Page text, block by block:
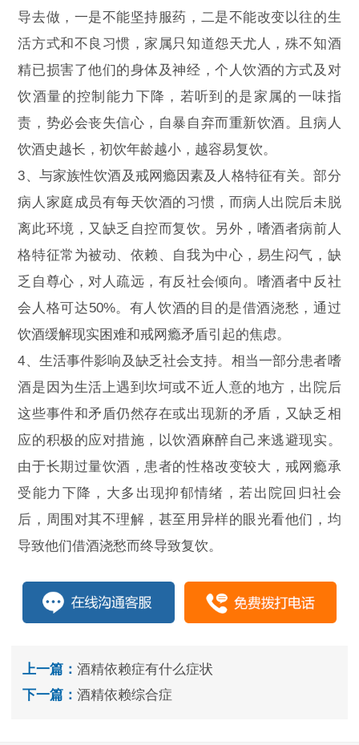
导去做，一是不能坚持服药，二是不能改变以往的生
活方式和不良习惯，家属只知道怨天尤人，殊不知酒
精已损害了他们的身体及神经，个人饮酒的方式及对
饮酒量的控制能力下降，若听到的是家属的一味指
责，势必会丧失信心，自暴自弃而重新饮酒。且病人
饮酒史越长，初饮年龄越小，越容易复饮。
3、与家族性饮酒及戒网瘾因素及人格特征有关。部分
病人家庭成员有每天饮酒的习惯，而病人出院后未脱
离此环境，又缺乏自控而复饮。另外，嗜酒者病前人
格特征常为被动、依赖、自我为中心，易生闷气，缺
乏自尊心，对人疏远，有反社会倾向。嗜酒者中反社
会人格可达50%。有人饮酒的目的是借酒浇愁，通过
饮酒缓解现实困难和戒网瘾矛盾引起的焦虑。
4、生活事件影响及缺乏社会支持。相当一部分患者嗜
酒是因为生活上遇到坎坷或不近人意的地方，出院后
这些事件和矛盾仍然存在或出现新的矛盾，又缺乏相
应的积极的应对措施，以饮酒麻醉自己来逃避现实。
由于长期过量饮酒，患者的性格改变较大，戒网瘾承
受能力下降，大多出现抑郁情绪，若出院回归社会
后，周围对其不理解，甚至用异样的眼光看他们，均
导致他们借酒浇愁而终导致复饮。
上一篇： 酒精依赖症有什么症状
下一篇： 酒精依赖综合症